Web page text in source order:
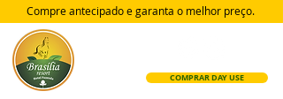
COMPRAR DAY USE
Compre antecipado e garanta o melhor preço.